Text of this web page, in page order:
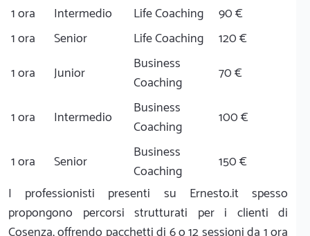
1 ora
Intermedio Life Coaching
90 €
1 ora
Senior Life Coaching
120 €
1 ora
Junior
Business
Coaching
70 €
1 ora Intermedio
Business
Coaching
100 €
1 ora Senior
Business
Coaching
150 €
I professionisti presenti su Ernesto.it spesso
propongono percorsi strutturati per i clienti di